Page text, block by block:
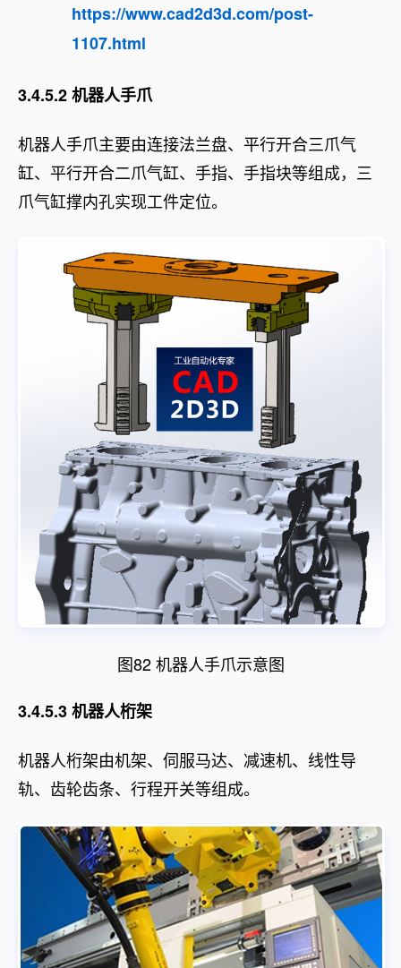
https://www.cad2d3d.com/post-
1107.html
3.4.5.2 机器人手爪
机器人手爪主要由连接法兰盘、平行开合三爪气
缸、平行开合二爪气缸、手指、手指块等组成，三
爪气缸撑内孔实现工件定位。
图82 机器人手爪示意图
3.4.5.3 机器人桁架
机器人桁架由机架、伺服马达、减速机、线性导
轨、齿轮齿条、行程开关等组成。